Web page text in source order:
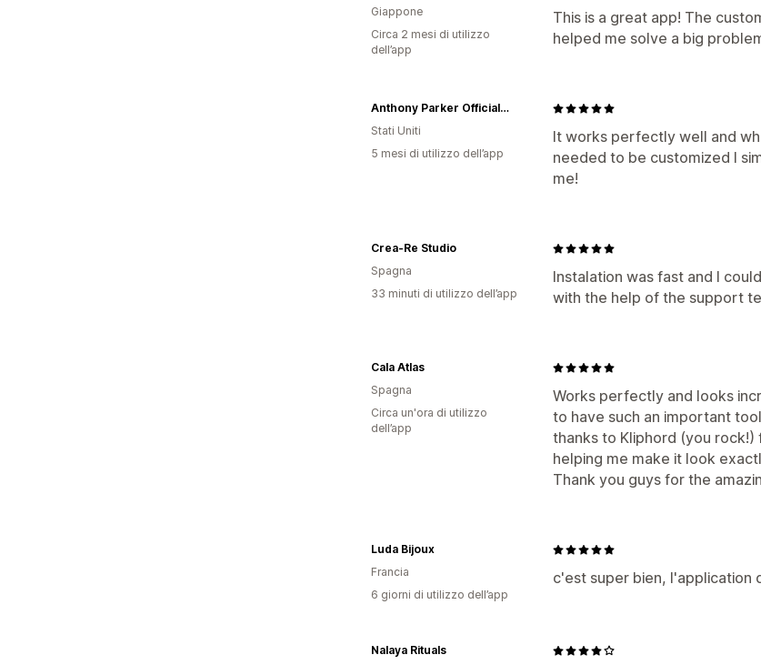
This is a great app! The
helped me solve a big
Giappone
Circa 2 mesi di utilizzo
dell’app
It works perfectly well and
needed to be customized I
me!
Anthony Parker Official Shop
Stati Uniti
5 mesi di utilizzo dell’app
Instalation was fast and I
with the help of the support
Crea-Re Studio
Spagna
33 minuti di utilizzo dell’app
Works perfectly and looks
to have such an important
thanks to Kliphord (you
helping me make it look
Thank you guys for the
Cala Atlas
Spagna
Circa un'ora di utilizzo
dell’app
c'est super bien, l'application
Luda Bijoux
Francia
6 giorni di utilizzo dell’app
Nalaya Rituals